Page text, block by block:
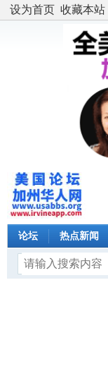
设为首页 收藏本站
论坛 热点新闻